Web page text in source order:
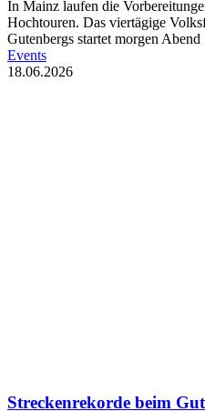
In Mainz laufen die
Hochtouren. Das viertägige
Gutenbergs startet morgen Abend
Events
18.06.2026
Streckenrekorde beim